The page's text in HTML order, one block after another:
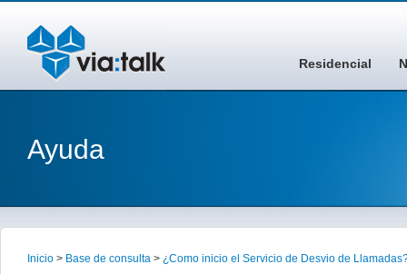
Residencial
Ayuda
Inicio > Base de consulta > ¿Como inicio el Servicio de Desvio de